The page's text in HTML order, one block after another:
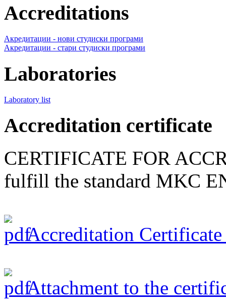
Accreditations
Акредитации - нови студиски програми
Акредитации - стари студиски програми
Laboratories
Laboratory list
Accreditation certificate
CERTIFICATE FOR
fulfill the standard MKC
Accreditation Certificate
Attachment to the